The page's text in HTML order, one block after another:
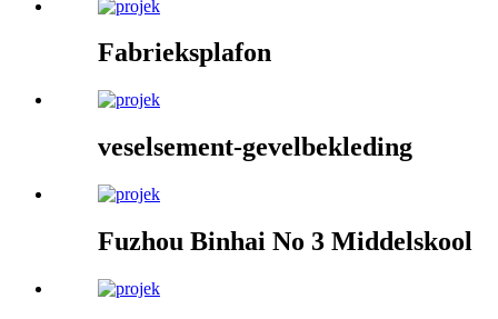
Fabrieksplafon
veselsement-gevelbekleding
Fuzhou Binhai No 3 Middelskool